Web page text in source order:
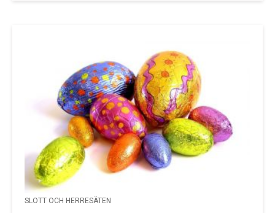
SLOTT OCH HERRESÄTEN